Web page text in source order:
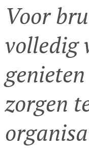
Voor
volledig
zorgen